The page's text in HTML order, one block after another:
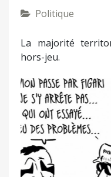
Politique
La majorité
hors-jeu.
Précédent